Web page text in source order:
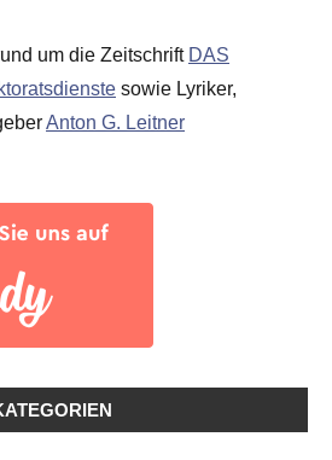
um die Zeitschrift DAS
sowie Lyriker,
Anton G. Leitner